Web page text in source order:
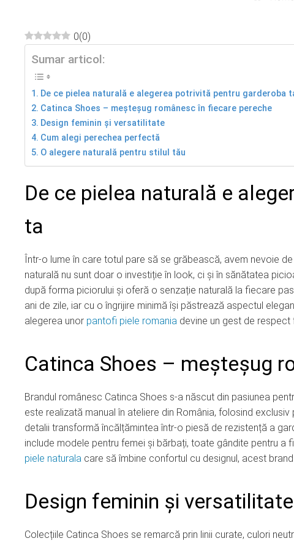
0(0)
Sumar articol:
De ce pielea naturală e alegerea potrivită pentru garderoba
Catinca Shoes – meșteșug românesc în fiecare pereche
Design feminin și versatilitate
Cum alegi perechea perfectă
O alegere naturală pentru stilul tău
De ce pielea naturală e
ta
Într-o lume în care totul pare să se grăbească, avem nevoie
naturală nu sunt doar o investiție în look, ci și în sănătatea
după forma piciorului și oferă o senzație naturală la fiecare
ani de zile, iar cu o îngrijire minimă își păstrează aspectul
alegerea unor pantofi piele romania devine un gest de
Catinca Shoes – meșteșug
Brandul românesc Catinca Shoes s-a născut din pasiunea
este realizată manual în ateliere din România, folosind
detalii transformă încălțămintea într-o piesă de rezistență a
include modele pentru femei și bărbați, toate gândite pentru a
piele naturala care să îmbine confortul cu designul, acest
Design feminin și versatilitate
Colecțiile Catinca Shoes se remarcă prin linii curate, culori